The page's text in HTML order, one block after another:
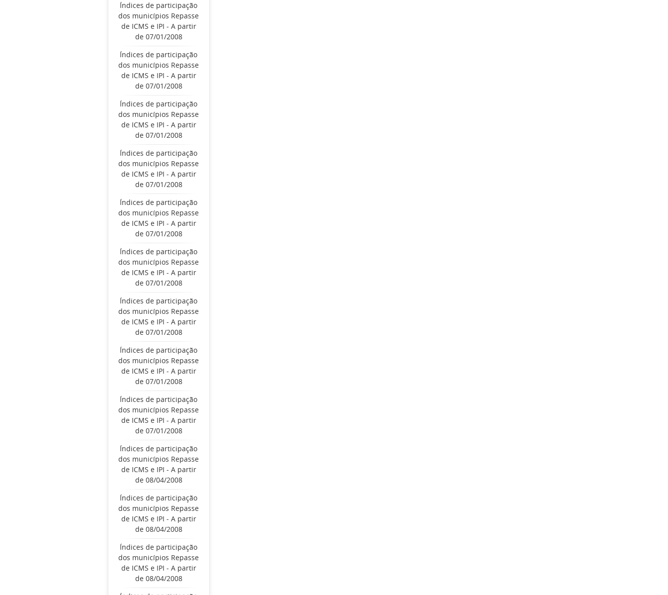
Índices de participação
dos municípios Repasse
de ICMS e IPI - A partir
de 07/01/2008
Índices de participação
dos municípios Repasse
de ICMS e IPI - A partir
de 07/01/2008
Índices de participação
dos municípios Repasse
de ICMS e IPI - A partir
de 07/01/2008
Índices de participação
dos municípios Repasse
de ICMS e IPI - A partir
de 07/01/2008
Índices de participação
dos municípios Repasse
de ICMS e IPI - A partir
de 07/01/2008
Índices de participação
dos municípios Repasse
de ICMS e IPI - A partir
de 07/01/2008
Índices de participação
dos municípios Repasse
de ICMS e IPI - A partir
de 07/01/2008
Índices de participação
dos municípios Repasse
de ICMS e IPI - A partir
de 07/01/2008
Índices de participação
dos municípios Repasse
de ICMS e IPI - A partir
de 07/01/2008
Índices de participação
dos municípios Repasse
de ICMS e IPI - A partir
de 08/04/2008
Índices de participação
dos municípios Repasse
de ICMS e IPI - A partir
de 08/04/2008
Índices de participação
dos municípios Repasse
de ICMS e IPI - A partir
de 08/04/2008